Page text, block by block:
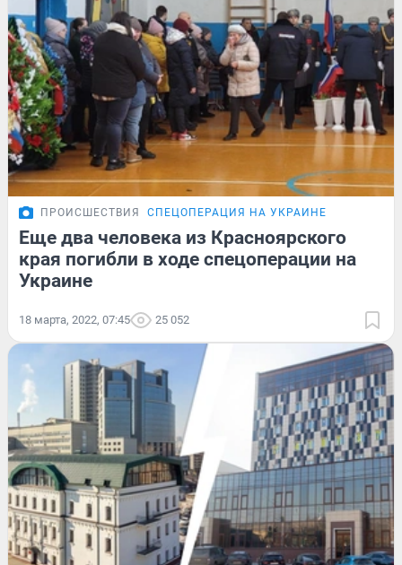
ПРОИСШЕСТВИЯ СПЕЦОПЕРАЦИЯ НА УКРАИНЕ
Еще два человека из Красноярского
края погибли в ходе спецоперации на
Украине
18 марта, 2022, 07:45 25 052